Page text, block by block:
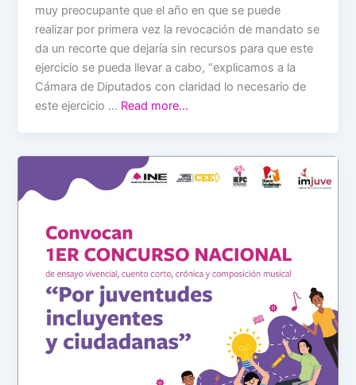
muy preocupante que el año en que se puede
realizar por primera vez la revocación de mandato se
da un recorte que dejaría sin recursos para que este
ejercicio se pueda llevar a cabo, “explicamos a la
Cámara de Diputados con claridad lo necesario de
este ejercicio … Read more…